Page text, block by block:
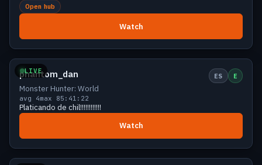
Open hub
Watch
LIVE
Small 6 viewers
phantom_dan ES E
Monster Hunter: World
avg 4max 85:41:22
Platicando de chil!!!!!!!!!!!!
Watch
Small 6 viewers